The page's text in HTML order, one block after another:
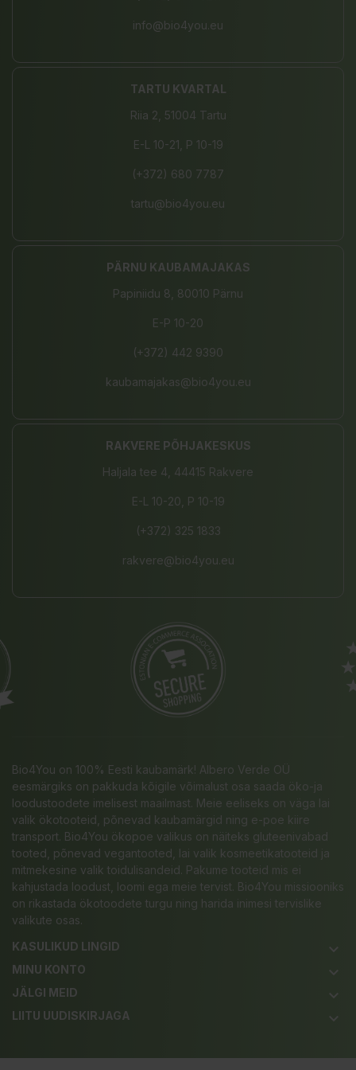
info@bio4you.eu
TARTU KVARTAL
Riia 2, 51004 Tartu
E-L 10-21, P 10-19
(+372) 680 7787
tartu@bio4you.eu
PÄRNU KAUBAMAJAKAS
Papiniidu 8, 80010 Pärnu
E-P 10-20
(+372) 442 9390
kaubamajakas@bio4you.eu
RAKVERE PÕHJAKESKUS
Haljala tee 4, 44415 Rakvere
E-L 10-20, P 10-19
(+372) 325 1833
rakvere@bio4you.eu
Bio4You on 100% Eesti kaubamärk! Albero Verde OÜ
eesmärgiks on pakkuda kõigile võimalust osa saada öko-ja
loodustoodete imelisest maailmast. Meie eeliseks on väga lai
valik ökotooteid, põnevad kaubamärgid ning e-poe kiire
transport. Bio4You ökopoe valikus on näiteks gluteenivabad
tooted, põnevad vegantooted, lai valik kosmeetikatooteid ja
mitmekesine valik toidulisandeid. Pakume tooteid mis ei
kahjustada loodust, loomi ega meie tervist. Bio4You missiooniks
on rikastada ökotoodete turgu ning harida inimesi tervislike
valikute osas.
KASULIKUD LINGID
keyboard_arrow_down
MINU KONTO keyboard_arrow_down
JÄLGI MEID keyboard_arrow_down
LIITU UUDISKIRJAGA keyboard_arrow_down